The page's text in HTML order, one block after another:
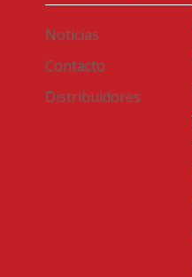
Noticias
Contacto
Distribuidores